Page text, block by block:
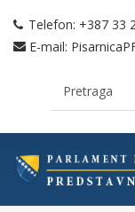
Telefon: +387 33
E-mail: